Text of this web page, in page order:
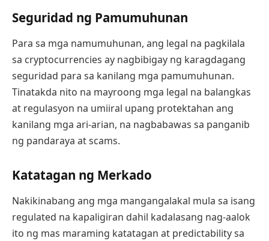
Seguridad ng Pamumuhunan
Para sa mga namumuhunan, ang legal na pagkilala
sa cryptocurrencies ay nagbibigay ng karagdagang
seguridad para sa kanilang mga pamumuhunan.
Tinatakda nito na mayroong mga legal na balangkas
at regulasyon na umiiral upang protektahan ang
kanilang mga ari-arian, na nagbabawas sa panganib
ng pandaraya at scams.
Katatagan ng Merkado
Nakikinabang ang mga mangangalakal mula sa isang
regulated na kapaligiran dahil kadalasang nag-aalok
ito ng mas maraming katatagan at predictability sa